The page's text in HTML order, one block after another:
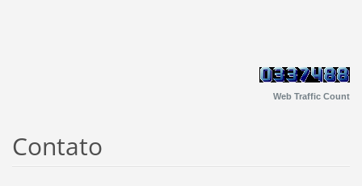
Web Traffic Count
Contato